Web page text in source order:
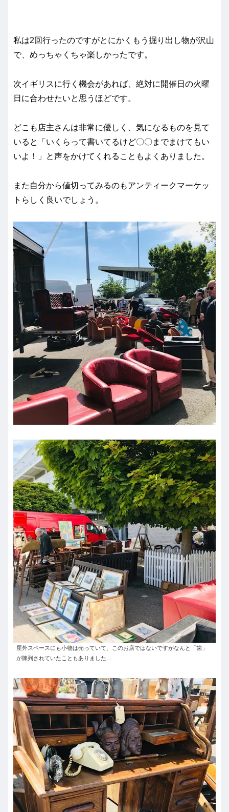
私は2回行ったのですがとにかくもう掘り出し物が沢山
で、めっちゃくちゃ楽しかったです。
次イギリスに行く機会があれば、絶対に開催日の火曜
日に合わせたいと思うほどです。
どこも店主さんは非常に優しく、気になるものを見て
いると「いくらって書いてるけど〇〇までまけてもい
いよ！」と声をかけてくれることもよくありました。
また自分から値切ってみるのもアンティークマーケッ
トらしく良いでしょう。
屋外スペースにも小物は売っていて、このお店ではないですがなんと「歯」
が陳列されていたこともありました…